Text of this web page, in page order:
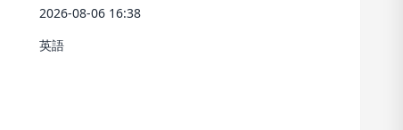
2026-08-06 16:38
英語